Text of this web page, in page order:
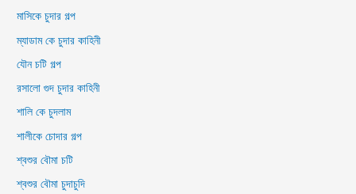
মাসিকে চুদার গল্প
ম্যাডাম কে চুদার কাহিনী
যৌন চটি গল্প
রসালো গুদ চুদার কাহিনী
শালি কে চুদলাম
শালীকে চোদার গল্প
শ্বশুর বৌমা চটি
শ্বশুর বৌমা চুদাচুদি